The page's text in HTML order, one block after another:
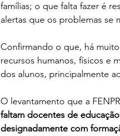
famílias; o que falta fazer é
alertas que os problemas se
Confirmando o que, há
recursos humanos, físicos e
dos alunos, principalmente
O levantamento que a
faltam docentes de
designadamente com